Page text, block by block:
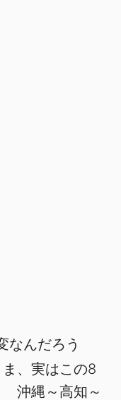
なんだろう
、実はこの8
沖縄～高知～